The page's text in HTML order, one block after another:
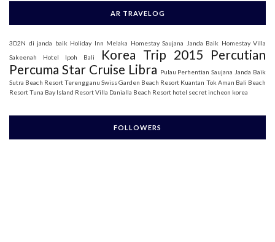
AR TRAVELOG
3D2N di janda baik Holiday Inn Melaka Homestay Saujana Janda Baik Homestay Villa
Sakeenah
Hotel Ipoh Bali Korea Trip 2015 Percutian
Percuma Star Cruise Libra Pulau Perhentian Saujana Janda Baik
Sutra Beach Resort Terengganu Swiss Garden Beach Resort Kuantan Tok Aman Bali Beach
ResortTuna Bay Island ResortVilla Danialla Beach Resort hotel secret incheon korea
FOLLOWERS